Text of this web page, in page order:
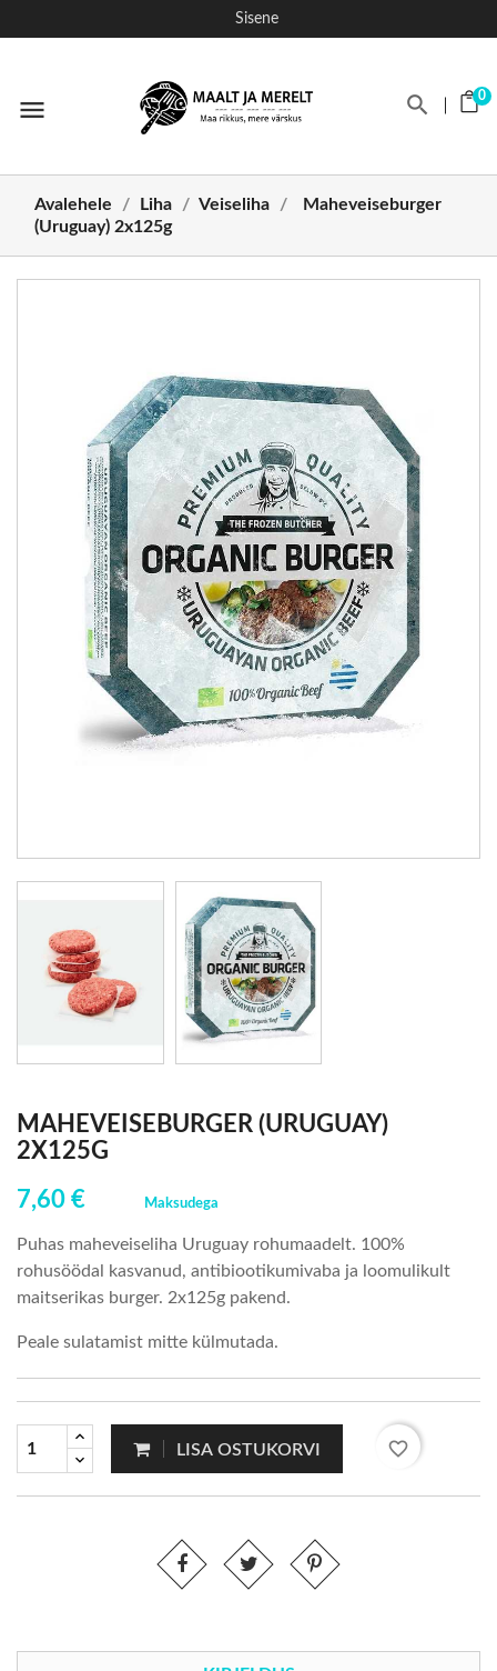
Sisene
menu 0
Avalehele Liha Veiseliha
Maheveiseburger
(Uruguay) 2x125g
MAHEVEISEBURGER (URUGUAY)
2X125G
7,60 €
Maksudega
Puhas maheveiseliha Uruguay rohumaadelt. 100%
rohusöödal kasvanud, antibiootikumivaba ja loomulikult
maitserikas burger. 2x125g pakend.
Peale sulatamist mitte külmutada.
LISA OSTUKORVI favorite_border